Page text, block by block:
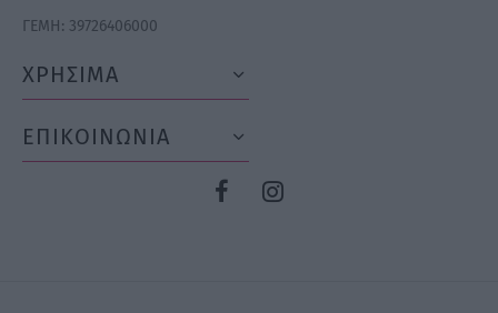
ΓΕΜΗ: 39726406000
ΧΡΗΣΙΜΑ
ΕΠΙΚΟΙΝΩΝΙΑ